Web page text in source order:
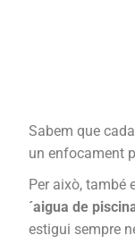
Sabem que
un enfocament
Per això, també
´aigua de
estigui sempre